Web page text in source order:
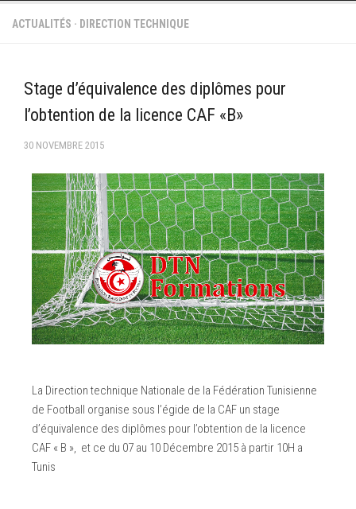
Feuilles de match 2018/2019
Feuille de match 2017/2018
–Ligue I–
–Ligue II–
Feuille de match 2016/2017
-Ligue I-
-Ligue II-
-Ligue III-
ACTUALITÉS · DIRECTION TECHNIQUE
Stage d’équivalence des diplômes pour
l’obtention de la licence CAF «B»
30 NOVEMBRE 2015
La Direction technique Nationale de la Fédération Tunisienne
de Football organise sous l’égide de la CAF un stage
d’équivalence des diplômes pour l’obtention de la licence
CAF « B », et ce du 07 au 10 Décembre 2015 à partir 10H a
Tunis